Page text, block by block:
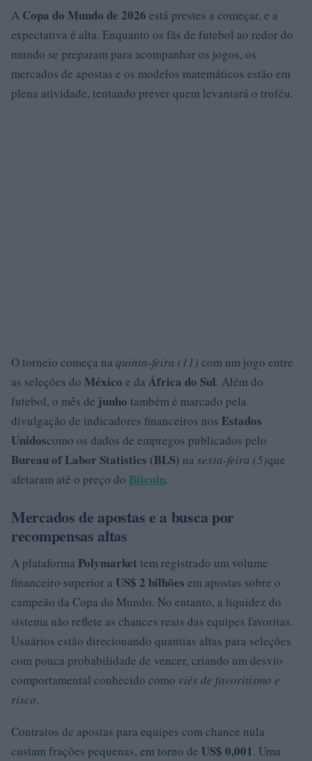
A Copa do Mundo de 2026 está prestes a começar, e a
expectativa é alta. Enquanto os fãs de futebol ao redor do
mundo se preparam para acompanhar os jogos, os
mercados de apostas e os modelos matemáticos estão em
plena atividade, tentando prever quem levantará o troféu.
O torneio começa na quinta-feira (11) com um jogo entre
as seleções do México e da África do Sul. Além do
futebol, o mês de junho também é marcado pela
divulgação de indicadores financeiros nos Estados
Unidoscomo os dados de empregos publicados pelo
Bureau of Labor Statistics (BLS) na sexta-feira (5)que
afetaram até o preço do Bitcoin.
Mercados de apostas e a busca por
recompensas altas
A plataforma Polymarket tem registrado um volume
financeiro superior a US$ 2 bilhões em apostas sobre o
campeão da Copa do Mundo. No entanto, a liquidez do
sistema não reflete as chances reais das equipes favoritas.
Usuários estão direcionando quantias altas para seleções
com pouca probabilidade de vencer, criando um desvio
comportamental conhecido como viés de favoritismo e
risco.
Contratos de apostas para equipes com chance nula
custam frações pequenas, em torno de US$ 0,001. Uma